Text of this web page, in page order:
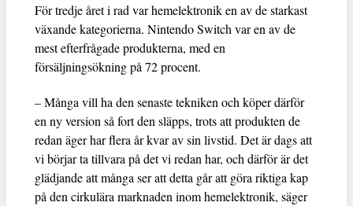
För tredje året i rad var hemelektronik en av de starkast
växande kategorierna. Nintendo Switch var en av de
mest efterfrågade produkterna, med en
försäljningsökning på 72 procent.
– Många vill ha den senaste tekniken och köper därför
en ny version så fort den släpps, trots att produkten de
redan äger har flera år kvar av sin livstid. Det är dags att
vi börjar ta tillvara på det vi redan har, och därför är det
glädjande att många ser att detta går att göra riktiga kap
på den cirkulära marknaden inom hemelektronik, säger